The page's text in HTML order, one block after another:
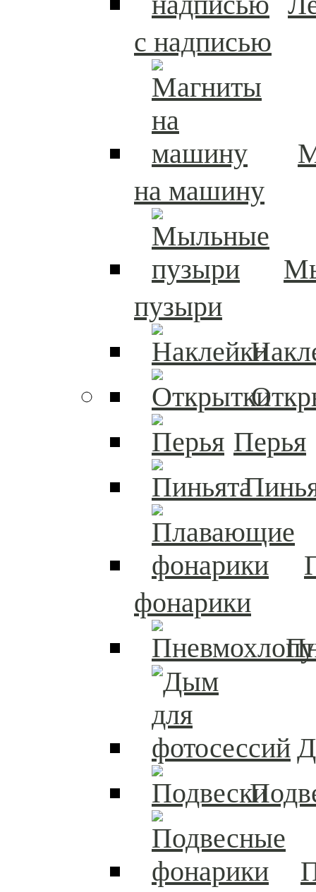
с надписью
на машину
пузыри
Перья
фонарики